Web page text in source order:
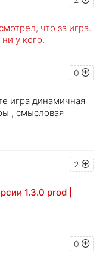
что за игра.
у кого.
0
игра динамичная
, смысловая
2
1.3.0 prod |
0